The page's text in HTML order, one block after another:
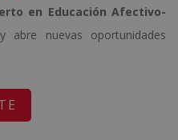
precio
actual
en Educación Afectivo-
abre nuevas oportunidades